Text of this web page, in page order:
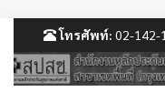
โทรศัพท์: 02-142-